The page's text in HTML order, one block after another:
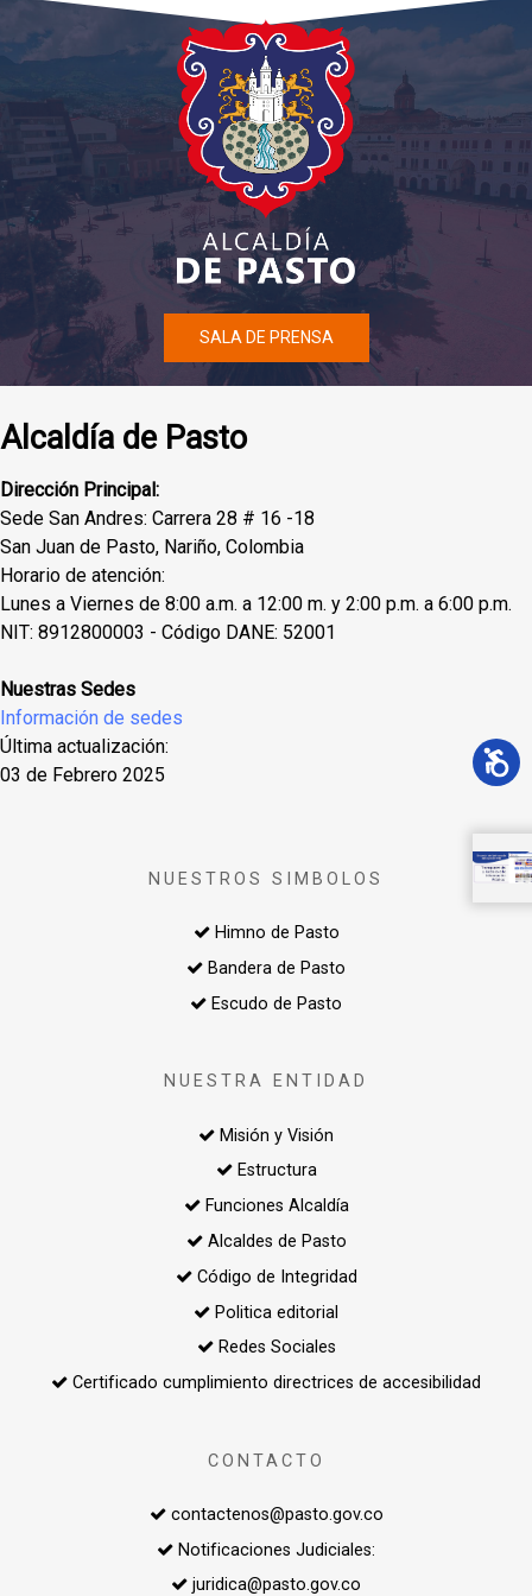
SALA DE PRENSA
Alcaldía de Pasto
Dirección Principal:
Sede San Andres: Carrera 28 # 16 -18
San Juan de Pasto, Nariño, Colombia
Horario de atención:
Lunes a Viernes de 8:00 a.m. a 12:00 m. y 2:00 p.m. a 6:00 p.m.
NIT: 8912800003 - Código DANE: 52001
Nuestras Sedes
Información de sedes
Última actualización:
03 de Febrero 2025
NUESTROS SIMBOLOS
Himno de Pasto
Bandera de Pasto
Escudo de Pasto
NUESTRA ENTIDAD
Misión y Visión
Estructura
Funciones Alcaldía
Alcaldes de Pasto
Código de Integridad
Politica editorial
Redes Sociales
Certificado cumplimiento directrices de accesibilidad
CONTACTO
contactenos@pasto.gov.co
Notificaciones Judiciales:
juridica@pasto.gov.co